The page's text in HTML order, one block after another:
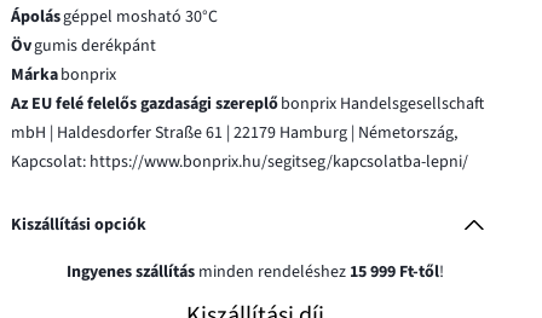
Ápolásgéppel mosható 30°C
Övgumis derékpánt
Márkabonprix
Az EU felé felelős gazdasági szereplőbonprix Handelsgesellschaft
mbH | Haldesdorfer Straße 61 | 22179 Hamburg | Németország,
Kapcsolat: https://www.bonprix.hu/segitseg/kapcsolatba-lepni/
Kiszállítási opciók
Ingyenes szállításminden rendeléshez 15 999 Ft-től!